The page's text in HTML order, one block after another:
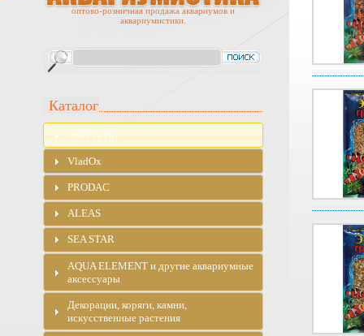
оптово-розничная продажа аквариумов и
аквариумистики.
Каталог
ЭKO Грунт
VladOx
PRODAC
ALEAS
SEA STAR
AQUA ELEMENT и другие аквариумные
аксессуары
Декорации, коряги, камни,
искусственные растения